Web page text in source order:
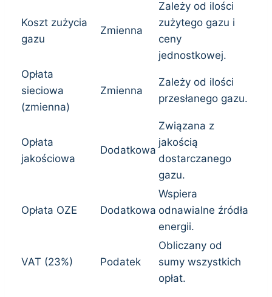
Koszt zużycia
gazu
Zmienna
Zależy od ilości
zużytego gazu i
ceny
jednostkowej.
Opłata
sieciowa
(zmienna)
Zmienna
Zależy od ilości
przesłanego gazu.
Opłata
jakościowa
Dodatkowa
Związana z
jakością
dostarczanego
gazu.
Opłata OZE Dodatkowa
Wspiera
odnawialne źródła
energii.
VAT (23%) Podatek
Obliczany od
sumy wszystkich
opłat.